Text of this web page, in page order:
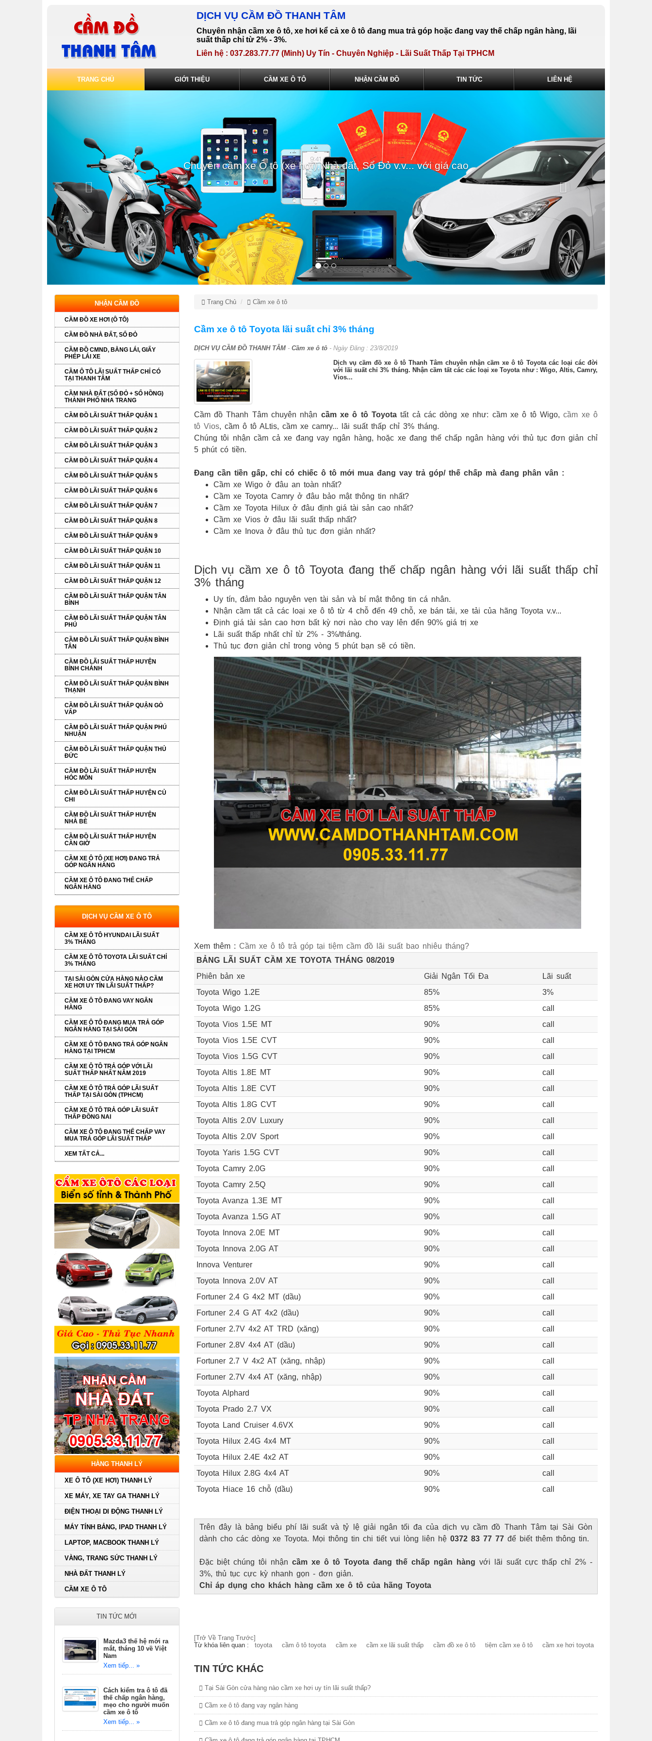
DỊCH VỤ CẦM ĐỒ THANH TÂM
Chuyên nhận cầm xe ô tô, xe hơi kể cả xe ô tô đang mua trả góp hoặc đang vay thế chấp ngân hàng, lãi
suất thấp chỉ từ 2% - 3%.
Liên hệ : 037.283.77.77 (Minh) Uy Tín - Chuyên Nghiệp - Lãi Suất Thấp Tại TPHCM
TRANG CHỦ GIỚI THIỆU CẦM XE Ô TÔ NHẬN CẦM ĐỒ TIN TỨC LIÊN HỆ
Chuyên nhận cầm xe ô tô(xe hơi) đang mua trả góp, vay thế chấp ngân
hàng trên toàn quốc
NHẬN CẦM ĐỒ
CẦM ĐỒ XE HƠI (Ô TÔ)
CẦM ĐỒ NHÀ ĐẤT, SỔ ĐỎ
CẦM ĐỒ CMND, BẰNG LÁI, GIẤY
PHÉP LÁI XE
CẦM Ô TÔ LÃI SUẤT THẤP CHỈ CÓ
TẠI THANH TÂM
CẦM NHÀ ĐẤT (SỔ ĐỎ + SỔ HỒNG)
THÀNH PHỐ NHA TRANG
CẦM ĐỒ LÃI SUẤT THẤP QUẬN 1
CẦM ĐỒ LÃI SUẤT THẤP QUẬN 2
CẦM ĐỒ LÃI SUẤT THẤP QUẬN 3
CẦM ĐỒ LÃI SUẤT THẤP QUẬN 4
CẦM ĐỒ LÃI SUẤT THẤP QUẬN 5
CẦM ĐỒ LÃI SUẤT THẤP QUẬN 6
CẦM ĐỒ LÃI SUẤT THẤP QUẬN 7
CẦM ĐỒ LÃI SUẤT THẤP QUẬN 8
CẦM ĐỒ LÃI SUẤT THẤP QUẬN 9
CẦM ĐỒ LÃI SUẤT THẤP QUẬN 10
CẦM ĐỒ LÃI SUẤT THẤP QUẬN 11
CẦM ĐỒ LÃI SUẤT THẤP QUẬN 12
CẦM ĐỒ LÃI SUẤT THẤP QUẬN TÂN
BÌNH
CẦM ĐỒ LÃI SUẤT THẤP QUẬN TÂN
PHÚ
CẦM ĐỒ LÃI SUẤT THẤP QUẬN BÌNH
TÂN
CẦM ĐỒ LÃI SUẤT THẤP HUYỆN
BÌNH CHÁNH
CẦM ĐỒ LÃI SUẤT THẤP QUẬN BÌNH
THẠNH
CẦM ĐỒ LÃI SUẤT THẤP QUẬN GÒ
VẤP
CẦM ĐỒ LÃI SUẤT THẤP QUẬN PHÚ
NHUẬN
CẦM ĐỒ LÃI SUẤT THẤP QUẬN THỦ
ĐỨC
CẦM ĐỒ LÃI SUẤT THẤP HUYỆN
HÓC MÔN
CẦM ĐỒ LÃI SUẤT THẤP HUYỆN CỦ
CHI
CẦM ĐỒ LÃI SUẤT THẤP HUYỆN
NHÀ BÈ
CẦM ĐỒ LÃI SUẤT THẤP HUYỆN
CẦN GIỜ
CẦM XE Ô TÔ (XE HƠI) ĐANG TRẢ
GÓP NGÂN HÀNG
CẦM XE Ô TÔ ĐANG THẾ CHẤP
NGÂN HÀNG
DỊCH VỤ CẦM XE Ô TÔ
CẦM XE Ô TÔ HYUNDAI LÃI SUẤT
3% THÁNG
CẦM XE Ô TÔ TOYOTA LÃI SUẤT CHỈ
3% THÁNG
TẠI SÀI GÒN CỬA HÀNG NÀO CẦM
XE HƠI UY TÍN LÃI SUẤT THẤP?
CẦM XE Ô TÔ ĐANG VAY NGÂN
HÀNG
CẦM XE Ô TÔ ĐANG MUA TRẢ GÓP
NGÂN HÀNG TẠI SÀI GÒN
CẦM XE Ô TÔ ĐANG TRẢ GÓP NGÂN
HÀNG TẠI TPHCM
CẦM XE Ô TÔ TRẢ GÓP VỚI LÃI
SUẤT THẤP NHẤT NĂM 2019
CẦM XE Ô TÔ TRẢ GÓP LÃI SUẤT
THẤP TẠI SÀI GÒN (TPHCM)
CẦM XE Ô TÔ TRẢ GÓP LÃI SUẤT
THẤP ĐỒNG NAI
CẦM XE Ô TÔ ĐANG THẾ CHẤP VAY
MUA TRẢ GÓP LÃI SUẤT THẤP
XEM TẤT CẢ...
HÀNG THANH LÝ
XE Ô TÔ (XE HƠI) THANH LÝ
XE MÁY, XE TAY GA THANH LÝ
ĐIỆN THOẠI DI ĐỘNG THANH LÝ
MÁY TÍNH BẢNG, IPAD THANH LÝ
LAPTOP, MACBOOK THANH LÝ
VÀNG, TRANG SỨC THANH LÝ
NHÀ ĐẤT THANH LÝ
CẦM XE Ô TÔ
TIN TỨC MỚI
Mazda3 thế hệ mới ra
mắt, tháng 10 về Việt
Nam
Xem tiếp... »
Cách kiểm tra ô tô đã
thế chấp ngân hàng,
mẹo cho người muốn
cầm xe ô tô
Xem tiếp... »
Trang Chủ Cầm xe ô tô
Cầm xe ô tô Toyota lãi suất chỉ 3% tháng
DỊCH VỤ CẦM ĐỒ THANH TÂM- Cầm xe ô tô- Ngày Đăng : 23/8/2019
Dịch vụ cầm đồ xe ô tô Thanh Tâm chuyên nhận cầm xe ô tô Toyota các loại các đời
với lãi suất chỉ 3% tháng. Nhận cầm tất các các loại xe Toyota như : Wigo, Altis, Camry,
Vios...
Cầm đồ Thanh Tâm chuyên nhận cầm xe ô tô Toyota tất cả các dòng xe như: cầm xe ô tô Wigo,cầm xe ô
tô Vios, cầm ô tô ALtis, cầm xe camry... lãi suất thấp chỉ 3% tháng.
Chúng tôi nhận cầm cả xe đang vay ngân hàng, hoặc xe đang thế chấp ngân hàng với thủ tục đơn giản chỉ
5 phút có tiền.
Đang cần tiền gấp, chỉ có chiếc ô tô mới mua đang vay trả góp/ thế chấp mà đang phân vân :
Cầm xe Wigo ở đâu an toàn nhất?
Cầm xe Toyota Camry ở đâu bảo mật thông tin nhất?
Cầm xe Toyota Hilux ở đâu định giá tài sản cao nhất?
Cầm xe Vios ở đâu lãi suất thấp nhất?
Cầm xe Inova ở đâu thủ tục đơn giản nhất?
Dịch vụ cầm xe ô tô Toyota đang thế chấp ngân hàng với lãi suất thấp chỉ
3% tháng
Uy tín, đảm bảo nguyên vẹn tài sản và bí mật thông tin cá nhân.
Nhận cầm tất cả các loại xe ô tô từ 4 chỗ đến 49 chỗ, xe bán tải, xe tải của hãng Toyota v.v...
Định giá tài sản cao hơn bất kỳ nơi nào cho vay lên đến 90% giá trị xe
Lãi suất thấp nhất chỉ từ 2% - 3%/tháng.
Thủ tục đơn giản chỉ trong vòng 5 phút bạn sẽ có tiền.
Xem thêm : Cầm xe ô tô trả góp tại tiệm cầm đồ lãi suất bao nhiêu tháng?
BẢNG LÃI SUẤT CẦM XE TOYOTA THÁNG 08/2019
Phiên bản xe
Giải Ngân Tối Đa
Lãi suất
Toyota Wigo 1.2E
85%
3%
Toyota Wigo 1.2G
85%
call
Toyota Vios 1.5E MT
90%
call
Toyota Vios 1.5E CVT
90%
call
Toyota Vios 1.5G CVT
90%
call
Toyota Altis 1.8E MT
90%
call
Toyota Altis 1.8E CVT
90%
call
Toyota Altis 1.8G CVT
90%
call
Toyota Altis 2.0V Luxury
90%
call
Toyota Altis 2.0V Sport
90%
call
Toyota Yaris 1.5G CVT
90%
call
Toyota Camry 2.0G
90%
call
Toyota Camry 2.5Q
90%
call
Toyota Avanza 1.3E MT
90%
call
Toyota Avanza 1.5G AT
90%
call
Toyota Innova 2.0E MT
90%
call
Toyota Innova 2.0G AT
90%
call
Innova Venturer
90%
call
Toyota Innova 2.0V AT
90%
call
Fortuner 2.4 G 4x2 MT (dầu)
90%
call
Fortuner 2.4 G AT 4x2 (dầu)
90%
call
Fortuner 2.7V 4x2 AT TRD (xăng)
90%
call
Fortuner 2.8V 4x4 AT (dầu)
90%
call
Fortuner 2.7 V 4x2 AT (xăng, nhập)
90%
call
Fortuner 2.7V 4x4 AT (xăng, nhập)
90%
call
Toyota Alphard
90%
call
Toyota Prado 2.7 VX
90%
call
Toyota Land Cruiser 4.6VX
90%
call
Toyota Hilux 2.4G 4x4 MT
90%
call
Toyota Hilux 2.4E 4x2 AT
90%
call
Toyota Hilux 2.8G 4x4 AT
90%
call
Toyota Hiace 16 chỗ (dầu)
90% call
Trên đây là bảng biểu phí lãi suất và tỷ lệ giải ngân tối đa của dịch vụ cầm đồ Thanh Tâm tại Sài Gòn
dành cho các dòng xe Toyota. Mọi thông tin chi tiết vui lòng liên hệ 0372 83 77 77để biết thêm thông tin.
Đặc biệt chúng tôi nhậncầm xe ô tô Toyota đang thế chấp ngân hàng với lãi suất cực thấp chỉ 2% -
3%, thủ tục cực kỳ nhanh gọn - đơn giản.
Chỉ áp dụng cho khách hàng cầm xe ô tô của hãng Toyota
[Trở Về Trang Trước]
Từ khóa liên quan :
toyota cầm ô tô toyota cầm xe cầm xe lãi suất thấp cầm đồ xe ô tô tiệm cầm xe ô tô cầm xe hơi toyota
TIN TỨC KHÁC
Tại Sài Gòn cửa hàng nào cầm xe hơi uy tín lãi suất thấp?
Cầm xe ô tô đang vay ngân hàng
Cầm xe ô tô đang mua trả góp ngân hàng tại Sài Gòn